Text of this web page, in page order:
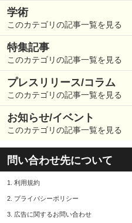
学術
このカテゴリの記事一覧を見る
特集記事
このカテゴリの記事一覧を見る
プレスリリース/コラム
このカテゴリの記事一覧を見る
お知らせ/イベント
このカテゴリの記事一覧を見る
問い合わせ先について
1. 利用規約
2. プライバシーポリシー
3. 広告に関するお問い合わせ